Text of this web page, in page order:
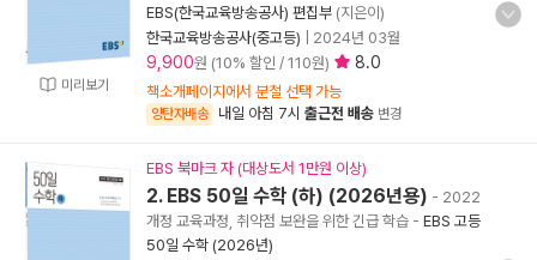
미리보기
EBS(한국교육방송공사) 편집부 (지은이)
한국교육방송공사(중고등)
2024년 03월
9,900원 (10% 할인 / 110원) 8.0
책소개페이지에서 분철 선택 가능
양탄자배송 내일 아침 7시 출근전 배송 변경
EBS 북마크 자 (대상도서 1만원 이상)
2. EBS 50일 수학 (하) (2026년용) - 2022
개정 교육과정, 취약점 보완을 위한 긴급 학습 - EBS 고등
50일 수학 (2026년)